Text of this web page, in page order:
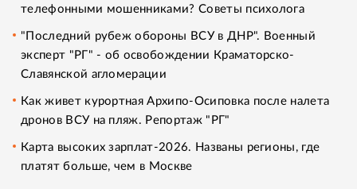
телефонными мошенниками? Советы психолога
"Последний рубеж обороны ВСУ в ДНР". Военный
эксперт "РГ" - об освобождении Краматорско-
Славянской агломерации
Как живет курортная Архипо-Осиповка после налета
дронов ВСУ на пляж. Репортаж "РГ"
Карта высоких зарплат-2026. Названы регионы, где
платят больше, чем в Москве